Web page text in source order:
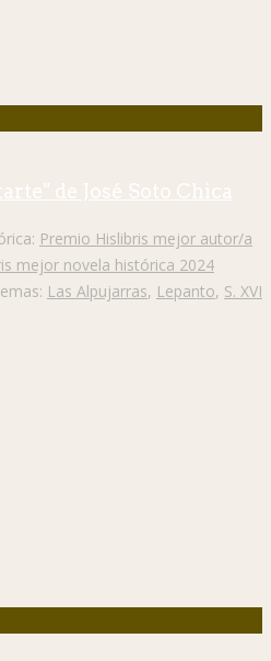
de José Soto Chica
Premio Hislibris mejor autor/a
mejor novela histórica 2024
Las Alpujarras, Lepanto, S. XVI